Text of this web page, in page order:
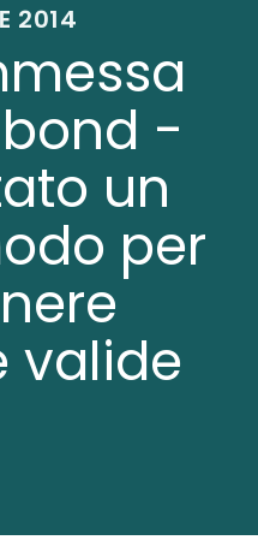
2014
-
un
per
valide